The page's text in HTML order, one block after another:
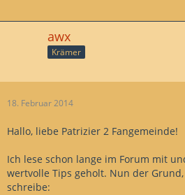
awx
Krämer
18. Februar 2014
Hallo, liebe Patrizier 2 Fangemeinde!
Ich lese schon lange im Forum mit
wertvolle Tips geholt. Nun der
schreibe: